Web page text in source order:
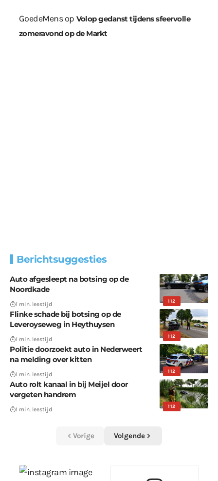
GoedeMensop Volop gedanst tijdens sfeervolle
zomeravond op de Markt
Berichtsuggesties
112
Auto afgesleept na botsing op de
Noordkade
1 min. leestijd
112
Flinke schade bij botsing op de
Leveroyseweg in Heythuysen
1 min. leestijd
112
Politie doorzoekt auto in Nederweert
na melding over kitten
1 min. leestijd
112
Auto rolt kanaal in bij Meijel door
vergeten handrem
1 min. leestijd
Vorige Volgende